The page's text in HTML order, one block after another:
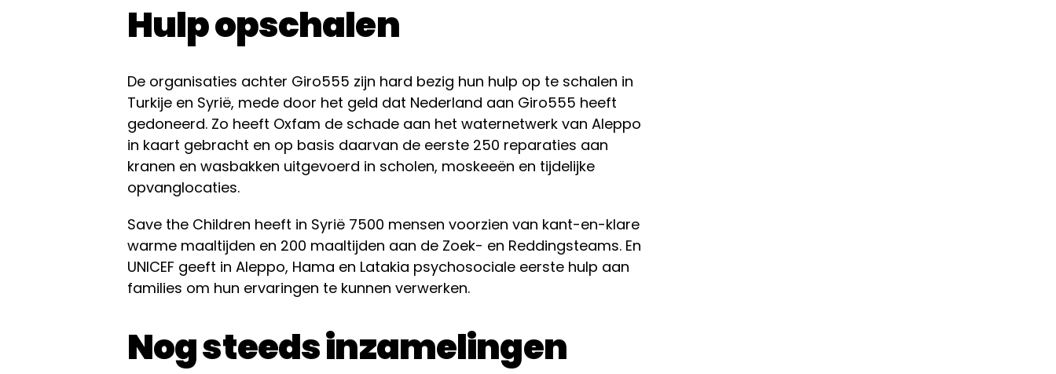
Hulp opschalen
De organisaties achter Giro555 zijn hard bezig hun hulp op te schalen in
Turkije en Syrië, mede door het geld dat Nederland aan Giro555 heeft
gedoneerd. Zo heeft Oxfam de schade aan het waternetwerk van Aleppo
in kaart gebracht en op basis daarvan de eerste 250 reparaties aan
kranen en wasbakken uitgevoerd in scholen, moskeeën en tijdelijke
opvanglocaties.
Save the Children heeft in Syrië 7500 mensen voorzien van kant-en-klare
warme maaltijden en 200 maaltijden aan de Zoek- en Reddingsteams. En
UNICEF geeft in Aleppo, Hama en Latakia psychosociale eerste hulp aan
families om hun ervaringen te kunnen verwerken.
Nog steeds inzamelingen